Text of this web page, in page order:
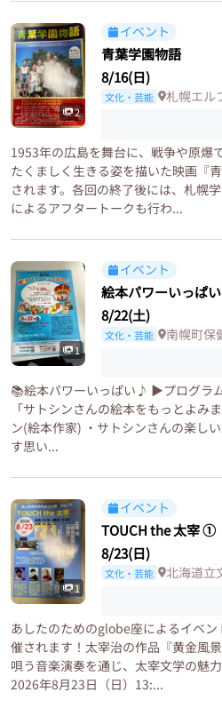
2
イベント
青葉学園物語
8/16(日)
文化・芸能 札幌エル
1953年の広島を舞台に、戦争や原爆
たくましく生きる姿を描いた映画『
されます。各回の終了後には、札幌
によるアフタートークも行わ...
1
イベント
絵本パワーいっぱい
8/22(土)
文化・芸能 南幌町保
📚️絵本パワーいっぱい♪ ▶プログラ
「サトシンさんの絵本をもっとよみ
ン(絵本作家) ・サトシンさんの楽し
す思い...
1
イベント
TOUCH the 太宰 ①
8/23(日)
文化・芸能 北海道立
あしたのためのglobe座によるイベ
催されます！太宰治の作品『黄金風
唄う音楽演奏を通じ、太宰文学の魅
2026年8月23日（日）13:...